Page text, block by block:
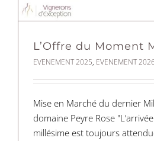
L’Offre du Moment
EVENEMENT 2025, EVENEMENT
Mise en Marché du dernier
domaine Peyre Rose
millésime est toujours